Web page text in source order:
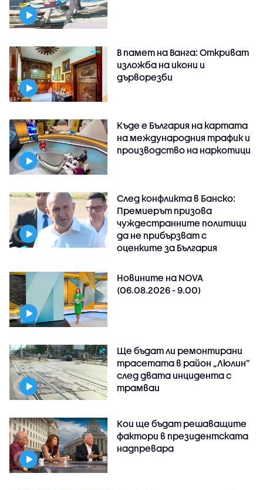
В памет на Ванга: Откриват
изложба на икони и
дърворезби
Къде е България на картата
на международния трафик и
производство на наркотици
След конфликта в Банско:
Премиерът призова
чуждестранните политици
да не прибързват с
оценките за България
Новините на NOVA
(06.08.2026 - 9.00)
Ще бъдат ли ремонтирани
трасетата в район „Люлин”
след двата инцидента с
трамваи
Кои ще бъдат решаващите
фактори в президентската
надпревара